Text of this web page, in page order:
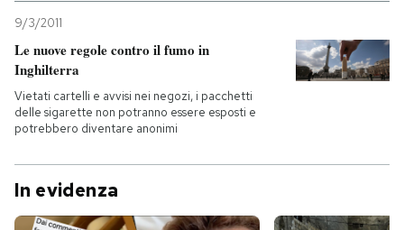
9/3/2011
Le nuove regole contro il fumo in
Inghilterra
Vietati cartelli e avvisi nei negozi, i pacchetti
delle sigarette non potranno essere esposti e
potrebbero diventare anonimi
In evidenza